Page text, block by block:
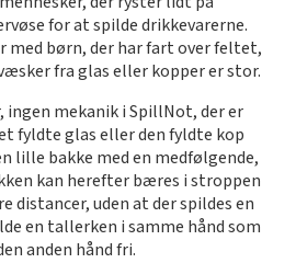
for at spilde drikkevarerne.
med børn, der har fart over feltet,
fra glas eller kopper er stor.
ingen mekanik i SpillNot, der er
fyldte glas eller den fyldte kop
lille bakke med en medfølgende,
kan herefter bæres i stroppen
uden at der spildes en
en tallerken i samme hånd som
anden hånd fri.